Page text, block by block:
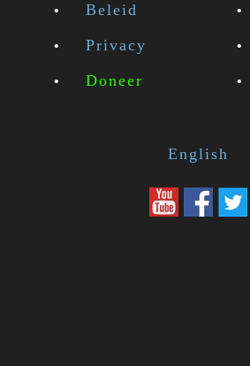
Beleid
Privacy
Doneer
English